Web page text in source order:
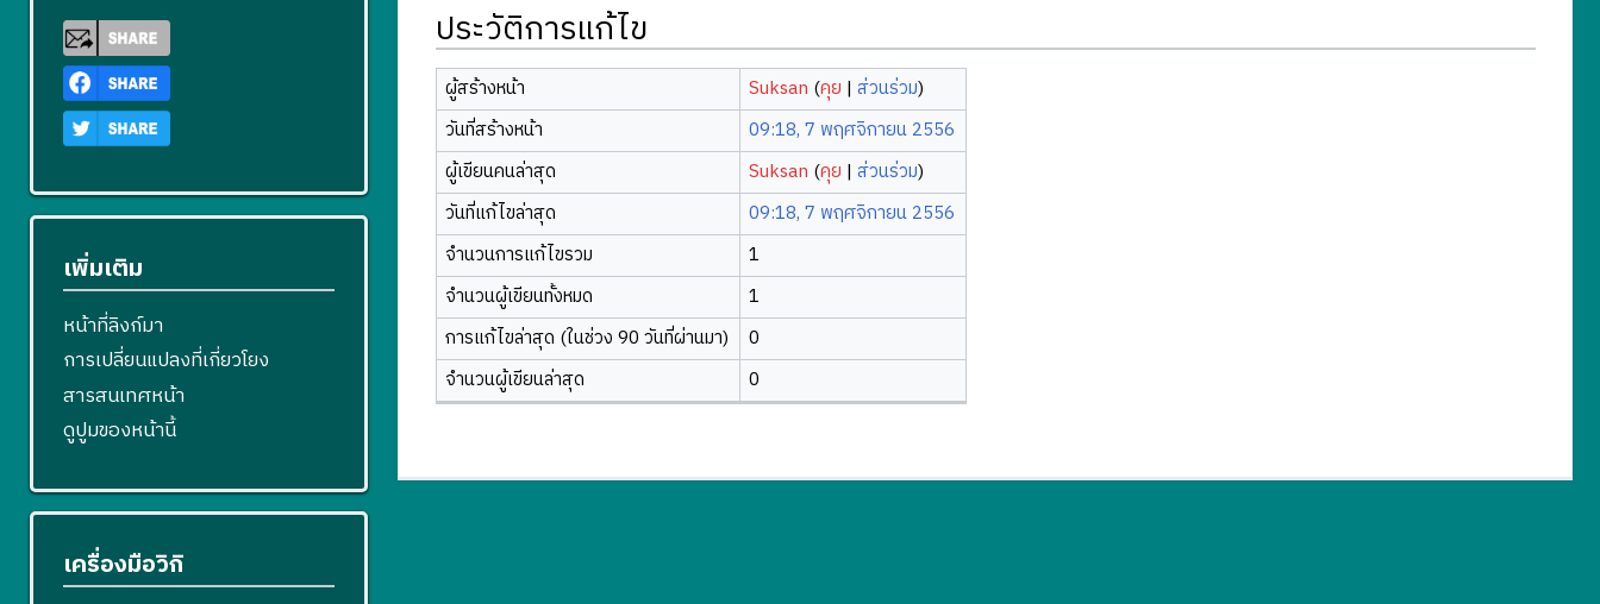
ประวัติการแก้ไข
ผู้สร้างหน้า Suksan (คุย |ส่วนร่วม)
วันที่สร้างหน้า
09:18, 7 พฤศจิกายน 2556
ผู้เขียนคนล่าสุด
Suksan (คุย |ส่วนร่วม)
วันที่แก้ไขล่าสุด
09:18, 7 พฤศจิกายน 2556
จำนวนการแก้ไขรวม
1
จำนวนผู้เขียนทั้งหมด
1
การแก้ไขล่าสุด (ในช่วง 90 วันที่ผ่านมา)
0
จำนวนผู้เขียนล่าสุด
0
เพิ่มเติม
หน้าที่ลิงก์มา
การเปลี่ยนแปลงที่เกี่ยวโยง
สารสนเทศหน้า
ดูปูมของหน้านี้
เครื่องมือวิกิ